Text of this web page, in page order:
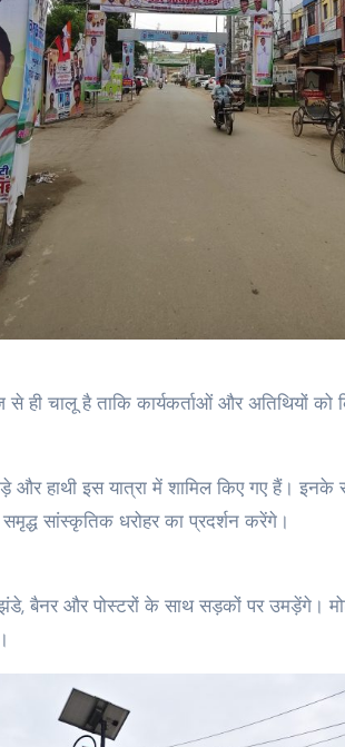
ही चालू है ताकि कार्यकर्ताओं और अतिथियों को
हाथी इस यात्रा में शामिल किए गए हैं। इनके
सांस्कृतिक धरोहर का प्रदर्शन करेंगे।
झंडे, बैनर और पोस्टरों के साथ सड़कों पर उमड़ेंगे।